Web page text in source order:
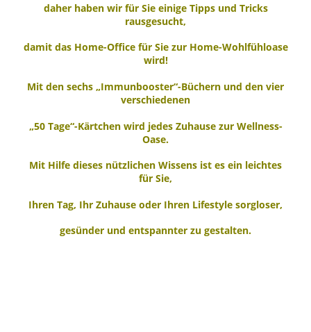
daher haben wir für Sie einige Tipps und Tricks
rausgesucht,
damit das Home-Office für Sie zur Home-Wohlfühloase
wird!
Mit den sechs „Immunbooster“-Büchern und den vier
verschiedenen
„50 Tage“-Kärtchen wird jedes Zuhause zur Wellness-
Oase.
Mit Hilfe dieses nützlichen Wissens ist es ein leichtes
für Sie,
Ihren Tag, Ihr Zuhause oder Ihren Lifestyle sorgloser,
gesünder und entspannter zu gestalten.